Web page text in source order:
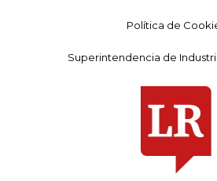
Política de
Superintendencia de